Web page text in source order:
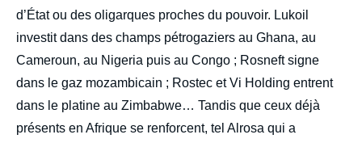
d’État ou des oligarques proches du pouvoir. Lukoil
investit dans des champs pétrogaziers au Ghana, au
Cameroun, au Nigeria puis au Congo ; Rosneft signe
dans le gaz mozambicain ; Rostec et Vi Holding entrent
dans le platine au Zimbabwe… Tandis que ceux déjà
présents en Afrique se renforcent, tel Alrosa qui a